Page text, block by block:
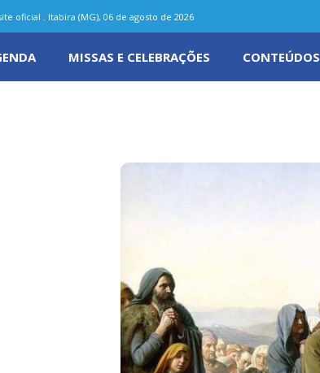
oficial . Itabira (MG), 06 de agosto de 2026
MISSAS E CELEBRAÇÕES CONTEÚDOS